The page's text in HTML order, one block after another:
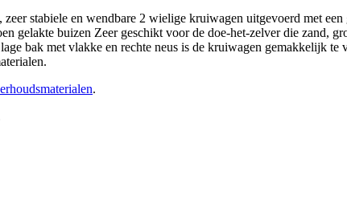
stabiele en wendbare 2 wielige kruiwagen uitgevoerd met
gelakte buizen Zeer geschikt voor de doe-het-zelver die
bak met vlakke en rechte neus is de kruiwagen gemakkelijk
.